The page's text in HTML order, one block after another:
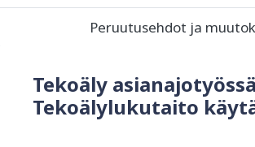
Peruutusehdot ja
Tekoäly
Tekoälylukutaito